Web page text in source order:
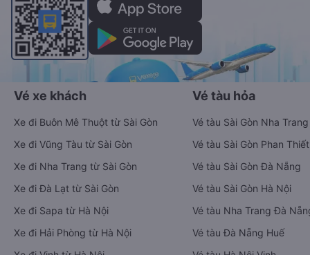
Vé xe khách
Xe đi Buôn Mê Thuột từ Sài Gòn
Xe đi Vũng Tàu từ Sài Gòn
Xe đi Nha Trang từ Sài Gòn
Xe đi Đà Lạt từ Sài Gòn
Xe đi Sapa từ Hà Nội
Xe đi Hải Phòng từ Hà Nội
Vé tàu hỏa
Vé tàu Sài Gòn Nha Trang
Vé tàu Sài Gòn Phan Thiết
Vé tàu Sài Gòn Đà Nẵng
Vé tàu Sài Gòn Hà Nội
Vé tàu Nha Trang Đà
Vé tàu Đà Nẵng Huế